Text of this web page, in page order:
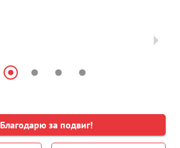
Благодарю за подвиг!